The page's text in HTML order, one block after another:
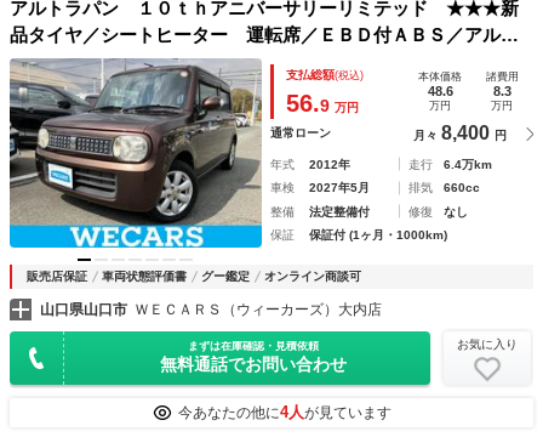
アルトラパン １０ｔｈアニバーサリーリミテッド ★★★新
品タイヤ／シートヒーター 運転席／ＥＢＤ付ＡＢＳ／アルミ
ホイール 純正 １４インチ／パワーウインドウ／エンジンス
タートボタン／キーレスエントリー／オートエアコン／パワー
ステアリング
支払総額(税込)
56.9 万円
本体価格
48.6
万円
諸費用
8.3
万円
通常ローン 月々 8,400 円
年式 2012年 走行
6.4万km
車検
2027年5月 排気
660cc
整備
法定整備付 修復
なし
保証
保証付 (1ヶ月・1000km)
販売店保証 車両状態評価書 グー鑑定 オンライン商談可
山口県山口市 ＷＥＣＡＲＳ（ウィーカーズ）大内店
まずは在庫確認・見積依頼
無料通話でお問い合わせ
お気に入り
今あなたの他に4人が見ています